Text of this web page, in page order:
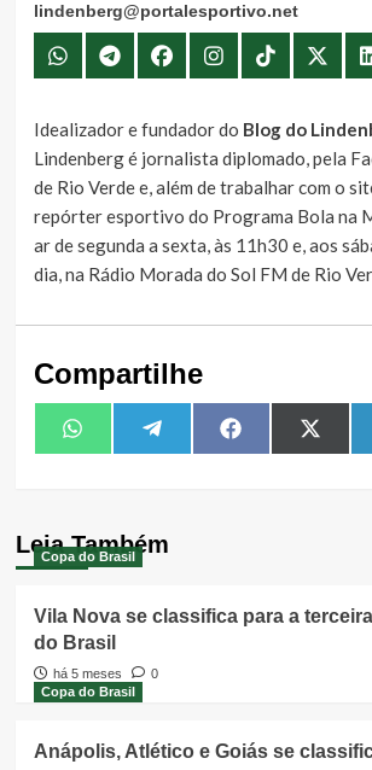
lindenberg@portalesportivo.net
Idealizador e fundador do Blog do
Lindenberg é jornalista diplomado, pela
de Rio Verde e, além de trabalhar com o
repórter esportivo do Programa Bola na
ar de segunda a sexta, às 11h30 e, aos
dia, na Rádio Morada do Sol FM de Rio
Compartilhe
Share
on
WhatsAppShare
on
TelegramShare
on
FacebookShare
on
X
Leia Também
Copa do Brasil
Vila Nova se classifica para a
do Brasil
há 5 meses
0
Copa do Brasil
Anápolis, Atlético e Goiás se